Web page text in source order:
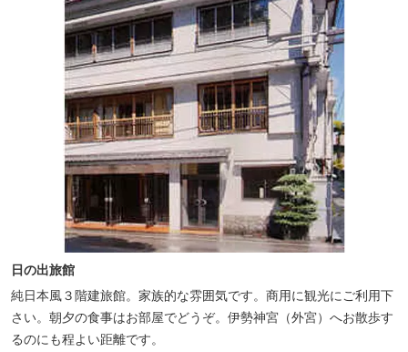
日の出旅館
純日本風３階建旅館。家族的な雰囲気です。商用に観光にご利用下
さい。朝夕の食事はお部屋でどうぞ。伊勢神宮（外宮）へお散歩す
るのにも程よい距離です。